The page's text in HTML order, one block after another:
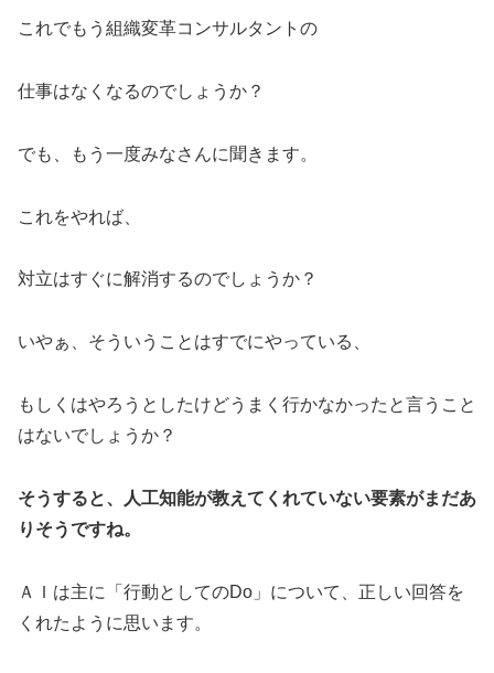
これでもう組織変革コンサルタントの
仕事はなくなるのでしょうか？
でも、もう一度みなさんに聞きます。
これをやれば、
対立はすぐに解消するのでしょうか？
いやぁ、そういうことはすでにやっている、
もしくはやろうとしたけどうまく行かなかったと言うこと
はないでしょうか？
そうすると、人工知能が教えてくれていない要素がまだあ
りそうですね。
ＡＩは主に「行動としてのDo」について、正しい回答を
くれたように思います。